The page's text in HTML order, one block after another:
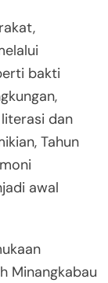
bakti
dan
Tahun
awal
Minangkabau